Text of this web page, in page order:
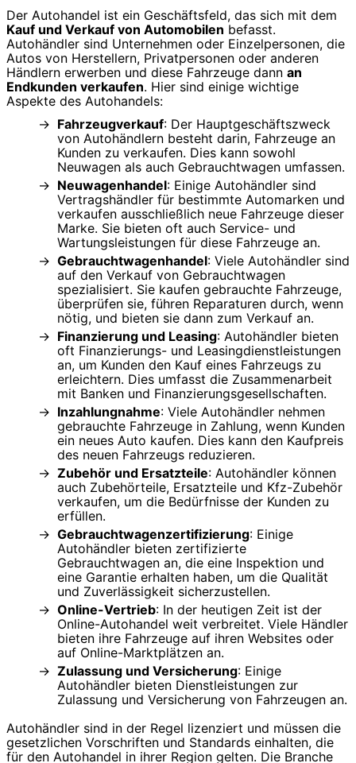
Der Autohandel ist ein Geschäftsfeld, das sich mit dem
Kauf und Verkauf von Automobilen befasst.
Autohändler sind Unternehmen oder Einzelpersonen, die
Autos von Herstellern, Privatpersonen oder anderen
Händlern erwerben und diese Fahrzeuge dann an
Endkunden verkaufen. Hier sind einige wichtige
Aspekte des Autohandels:
Fahrzeugverkauf: Der Hauptgeschäftszweck
von Autohändlern besteht darin, Fahrzeuge an
Kunden zu verkaufen. Dies kann sowohl
Neuwagen als auch Gebrauchtwagen umfassen.
Neuwagenhandel: Einige Autohändler sind
Vertragshändler für bestimmte Automarken und
verkaufen ausschließlich neue Fahrzeuge dieser
Marke. Sie bieten oft auch Service- und
Wartungsleistungen für diese Fahrzeuge an.
Gebrauchtwagenhandel: Viele Autohändler sind
auf den Verkauf von Gebrauchtwagen
spezialisiert. Sie kaufen gebrauchte Fahrzeuge,
überprüfen sie, führen Reparaturen durch, wenn
nötig, und bieten sie dann zum Verkauf an.
Finanzierung und Leasing: Autohändler bieten
oft Finanzierungs- und Leasingdienstleistungen
an, um Kunden den Kauf eines Fahrzeugs zu
erleichtern. Dies umfasst die Zusammenarbeit
mit Banken und Finanzierungsgesellschaften.
Inzahlungnahme: Viele Autohändler nehmen
gebrauchte Fahrzeuge in Zahlung, wenn Kunden
ein neues Auto kaufen. Dies kann den Kaufpreis
des neuen Fahrzeugs reduzieren.
Zubehör und Ersatzteile: Autohändler können
auch Zubehörteile, Ersatzteile und Kfz-Zubehör
verkaufen, um die Bedürfnisse der Kunden zu
erfüllen.
Gebrauchtwagenzertifizierung: Einige
Autohändler bieten zertifizierte
Gebrauchtwagen an, die eine Inspektion und
eine Garantie erhalten haben, um die Qualität
und Zuverlässigkeit sicherzustellen.
Online-Vertrieb: In der heutigen Zeit ist der
Online-Autohandel weit verbreitet. Viele Händler
bieten ihre Fahrzeuge auf ihren Websites oder
auf Online-Marktplätzen an.
Zulassung und Versicherung: Einige
Autohändler bieten Dienstleistungen zur
Zulassung und Versicherung von Fahrzeugen an.
Autohändler sind in der Regel lizenziert und müssen die
gesetzlichen Vorschriften und Standards einhalten, die
für den Autohandel in ihrer Region gelten. Die Branche